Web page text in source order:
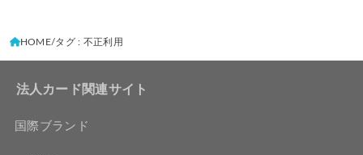
HOME タグ : 不正利用
法人カード関連サイト
国際ブランド